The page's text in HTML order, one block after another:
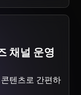
채널 운영
텐츠로 간편하